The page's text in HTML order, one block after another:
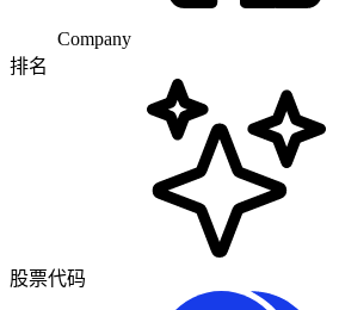
Company
排名
股票代码